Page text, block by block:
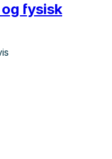
fysisk